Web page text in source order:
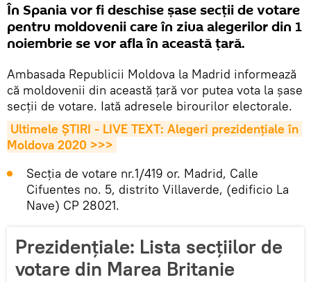
În Spania vor fi deschise șase secții de votare
pentru moldovenii care în ziua alegerilor din 1
noiembrie se vor afla în această țară.
Ambasada Republicii Moldova la Madrid informează
că moldovenii din această țară vor putea vota la șase
secții de votare. Iată adresele birourilor electorale.
Ultimele ȘTIRI - LIVE TEXT: Alegeri prezidențiale în
Moldova 2020 >>>
Secţia de votare nr.1/419 or. Madrid, Calle
Cifuentes no. 5, distrito Villaverde, (edificio La
Nave) CP 28021.
Prezidențiale: Lista secțiilor de
votare din Marea Britanie